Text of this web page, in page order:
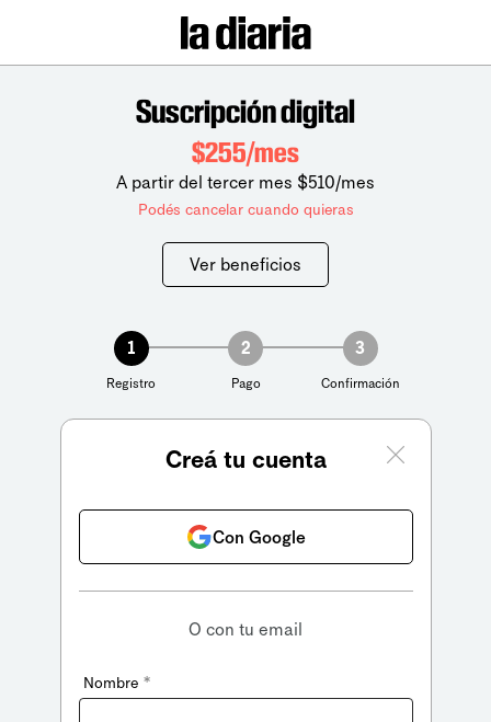
Suscripción digital
$255/mes
A partir del tercer mes $510/mes
Podés cancelar cuando quieras
Ver beneficios
1
Registro
2
Pago
3
Confirmación
Creá tu cuenta
Con Google
O con tu email
Nombre *